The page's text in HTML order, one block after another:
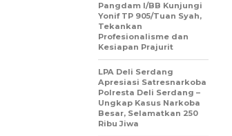
Pangdam I/BB Kunjungi
Yonif TP 905/Tuan Syah,
Tekankan
Profesionalisme dan
Kesiapan Prajurit
LPA Deli Serdang
Apresiasi Satresnarkoba
Polresta Deli Serdang –
Ungkap Kasus Narkoba
Besar, Selamatkan 250
Ribu Jiwa